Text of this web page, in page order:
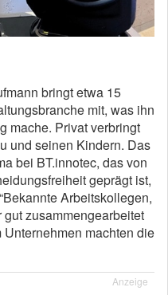
bringt etwa 15
mit, was ihn
mache. Privat verbringt
und seinen Kindern. Das
bei BT.innotec, das von
geprägt ist,
Arbeitskollegen,
zusammengearbeitet
machten die
Anzeige